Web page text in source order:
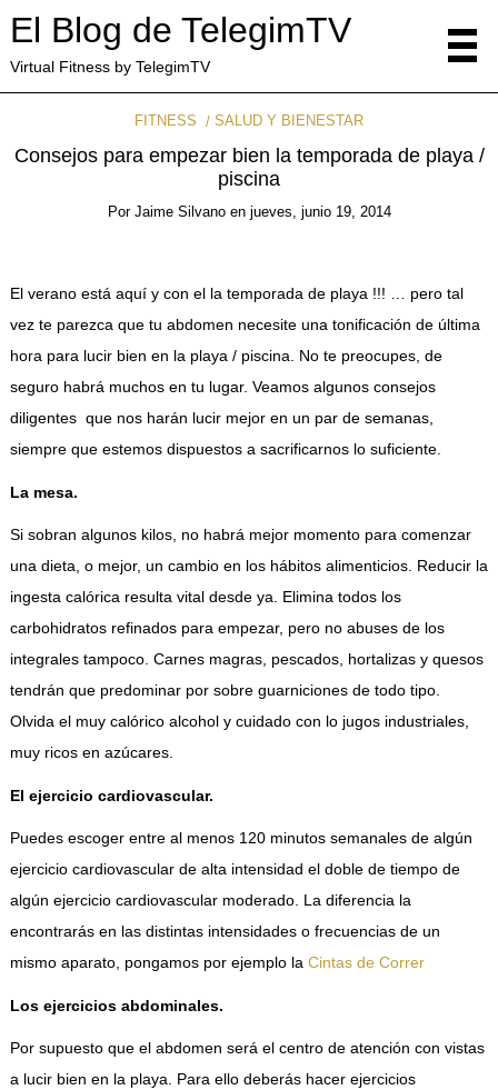
El Blog de TelegimTV
Virtual Fitness by TelegimTV
FITNESS SALUD Y BIENESTAR
Consejos para empezar bien la temporada de playa /
piscina
Por Jaime Silvano en jueves, junio 19, 2014
El verano está aquí y con el la temporada de playa !!! … pero tal
vez te parezca que tu abdomen necesite una tonificación de última
hora para lucir bien en la playa / piscina. No te preocupes, de
seguro habrá muchos en tu lugar. Veamos algunos consejos
diligentes que nos harán lucir mejor en un par de semanas,
siempre que estemos dispuestos a sacrificarnos lo suficiente.
La mesa.
Si sobran algunos kilos, no habrá mejor momento para comenzar
una dieta, o mejor, un cambio en los hábitos alimenticios. Reducir la
ingesta calórica resulta vital desde ya. Elimina todos los
carbohidratos refinados para empezar, pero no abuses de los
integrales tampoco. Carnes magras, pescados, hortalizas y quesos
tendrán que predominar por sobre guarniciones de todo tipo.
Olvida el muy calórico alcohol y cuidado con lo jugos industriales,
muy ricos en azúcares.
El ejercicio cardiovascular.
Puedes escoger entre al menos 120 minutos semanales de algún
ejercicio cardiovascular de alta intensidad el doble de tiempo de
algún ejercicio cardiovascular moderado. La diferencia la
encontrarás en las distintas intensidades o frecuencias de un
mismo aparato, pongamos por ejemplo la Cintas de Correr
Los ejercicios abdominales.
Por supuesto que el abdomen será el centro de atención con vistas
a lucir bien en la playa. Para ello deberás hacer ejercicios